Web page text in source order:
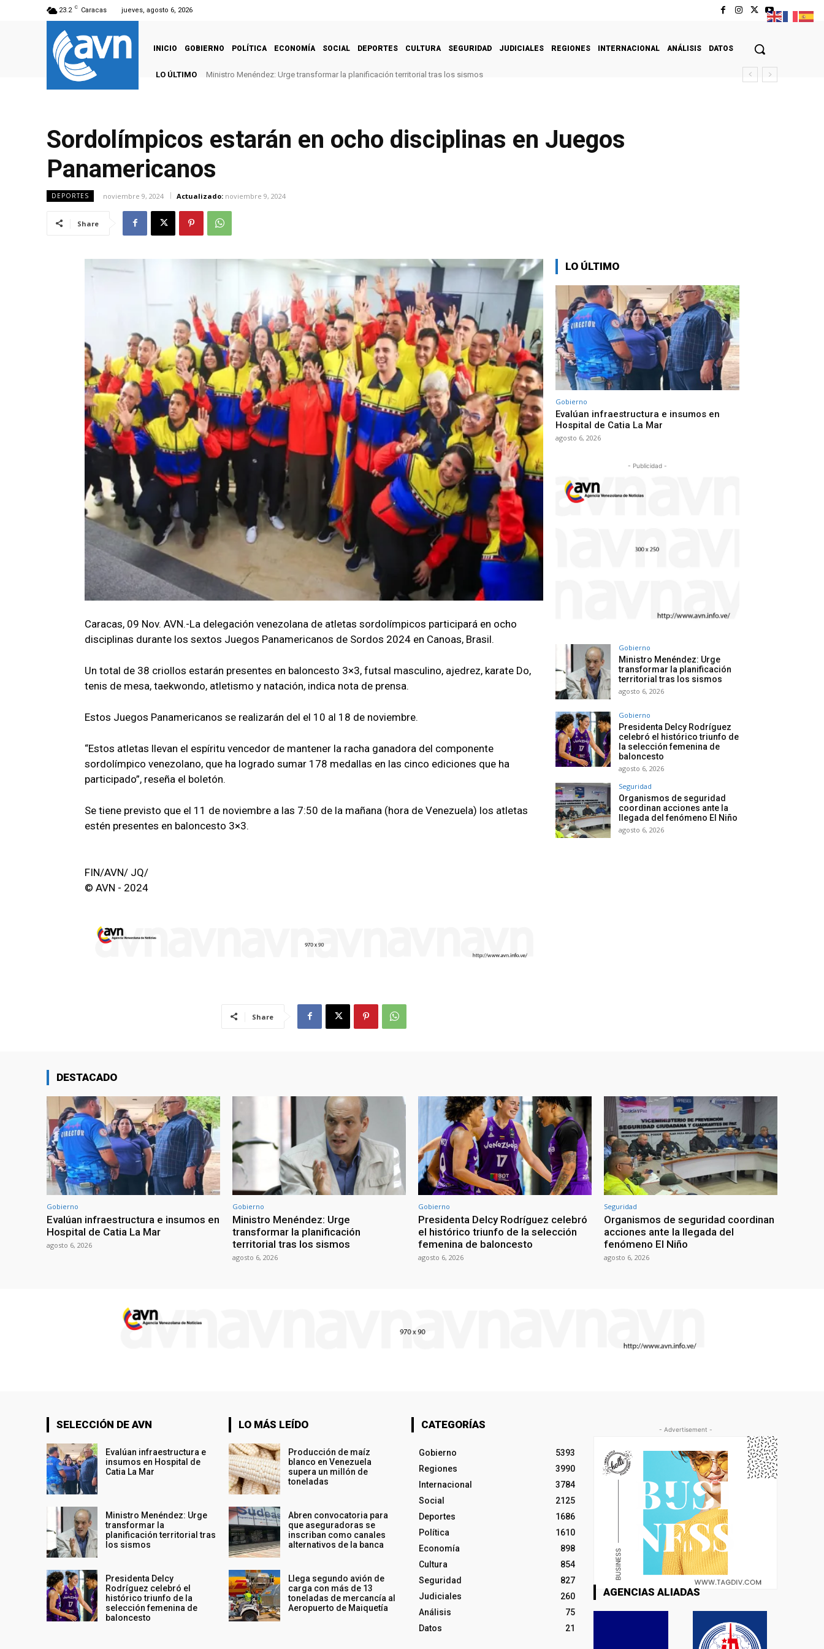
23.2 C Caracas jueves, agosto 6, 2026
INICIO GOBIERNO POLÍTICA ECONOMÍA SOCIAL DEPORTES CULTURA SEGURIDAD JUDICIALES REGIONES INTERNACIONAL ANÁLISIS DATOS
LO ÚLTIMO Ministro Menéndez: Urge transformar la planificación territorial tras los sismos
Sordolímpicos estarán en ocho disciplinas en Juegos
Panamericanos
DEPORTES noviembre 9, 2024 Actualizado: noviembre 9, 2024
Share
Caracas, 09 Nov. AVN.-La delegación venezolana de atletas sordolímpicos participará en ocho
disciplinas durante los sextos Juegos Panamericanos de Sordos 2024 en Canoas, Brasil.
Un total de 38 criollos estarán presentes en baloncesto 3×3, futsal masculino, ajedrez, karate Do,
tenis de mesa, taekwondo, atletismo y natación, indica nota de prensa.
Estos Juegos Panamericanos se realizarán del el 10 al 18 de noviembre.
“Estos atletas llevan el espíritu vencedor de mantener la racha ganadora del componente
sordolímpico venezolano, que ha logrado sumar 178 medallas en las cinco ediciones que ha
participado”, reseña el boletón.
Se tiene previsto que el 11 de noviembre a las 7:50 de la mañana (hora de Venezuela) los atletas
estén presentes en baloncesto 3×3.
FIN/AVN/ JQ/
© AVN - 2024
Share
LO ÚLTIMO
Gobierno
Evalúan infraestructura e insumos en
Hospital de Catia La Mar
agosto 6, 2026
- Publicidad -
Gobierno
Ministro Menéndez: Urge
transformar la planificación
territorial tras los sismos
agosto 6, 2026
Gobierno
Presidenta Delcy Rodríguez
celebró el histórico triunfo de
la selección femenina de
baloncesto
agosto 6, 2026
Seguridad
Organismos de seguridad
coordinan acciones ante la
llegada del fenómeno El Niño
agosto 6, 2026
DESTACADO
Gobierno
Evalúan infraestructura e insumos en
Hospital de Catia La Mar
agosto 6, 2026
Gobierno
Ministro Menéndez: Urge
transformar la planificación
territorial tras los sismos
agosto 6, 2026
Gobierno
Presidenta Delcy Rodríguez celebró
el histórico triunfo de la selección
femenina de baloncesto
agosto 6, 2026
Seguridad
Organismos de seguridad coordinan
acciones ante la llegada del
fenómeno El Niño
agosto 6, 2026
SELECCIÓN DE AVN
Evalúan infraestructura e
insumos en Hospital de
Catia La Mar
Ministro Menéndez: Urge
transformar la
planificación territorial tras
los sismos
Presidenta Delcy
Rodríguez celebró el
histórico triunfo de la
selección femenina de
baloncesto
LO MÁS LEÍDO
Producción de maíz
blanco en Venezuela
supera un millón de
toneladas
Abren convocatoria para
que aseguradoras se
inscriban como canales
alternativos de la banca
Llega segundo avión de
carga con más de 13
toneladas de mercancía al
Aeropuerto de Maiquetía
CATEGORÍAS
Gobierno
5393
Regiones
3990
Internacional
3784
Social
2125
Deportes
1686
Política
1610
Economía
898
Cultura
854
Seguridad
827
Judiciales
260
Análisis
75
Datos
21
- Advertisement -
AGENCIAS ALIADAS